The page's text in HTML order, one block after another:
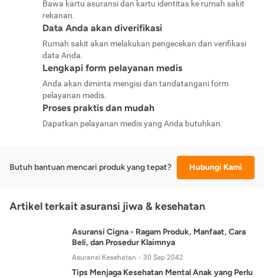
Bawa kartu asuransi dan kartu identitas ke rumah sakit
rekanan.
Data Anda akan diverifikasi
Rumah sakit akan melakukan pengecekan dan verifikasi
data Anda.
Lengkapi form pelayanan medis
Anda akan diminta mengisi dan tandatangani form
pelayanan medis.
Proses praktis dan mudah
Dapatkan pelayanan medis yang Anda butuhkan.
Butuh bantuan mencari produk yang tepat? Hubungi Kami
Artikel terkait asuransi jiwa & kesehatan
Asuransi Cigna - Ragam Produk, Manfaat, Cara
Beli, dan Prosedur Klaimnya
Asuransi Kesehatan 30 Sep 2042
Tips Menjaga Kesehatan Mental Anak yang Perlu